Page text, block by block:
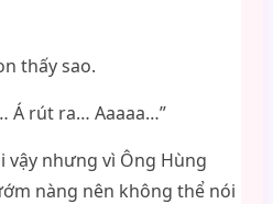
thấy sao.
Á rút ra… Aaaaa…”
nhưng vì Ông Hùng
nàng nên không thể nói